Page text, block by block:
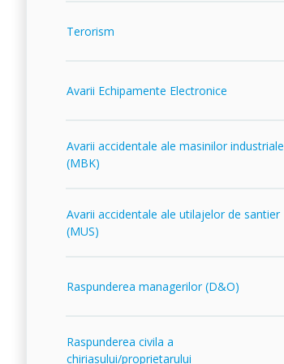
Terorism
Avarii Echipamente Electronice
Avarii accidentale ale masinilor industriale
(MBK)
Avarii accidentale ale utilajelor de santier
(MUS)
Raspunderea managerilor (D&O)
Raspunderea civila a
chiriasului/proprietarului